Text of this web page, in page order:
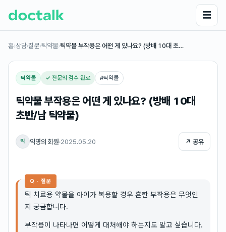
☰
홈›상담·질문›틱약물›틱약물 부작용은 어떤 게 있나요? (방배 10대 초…
틱약물 ✓ 전문의 검수 완료 #틱약물
틱약물 부작용은 어떤 게 있나요? (방배 10대
초반/남 틱약물)
익 익명의 회원·2025.05.20 ↗ 공유
Q · 질문
틱 치료용 약물을 아이가 복용할 경우 흔한 부작용은 무엇인
지 궁금합니다.
부작용이 나타나면 어떻게 대처해야 하는지도 알고 싶습니다.